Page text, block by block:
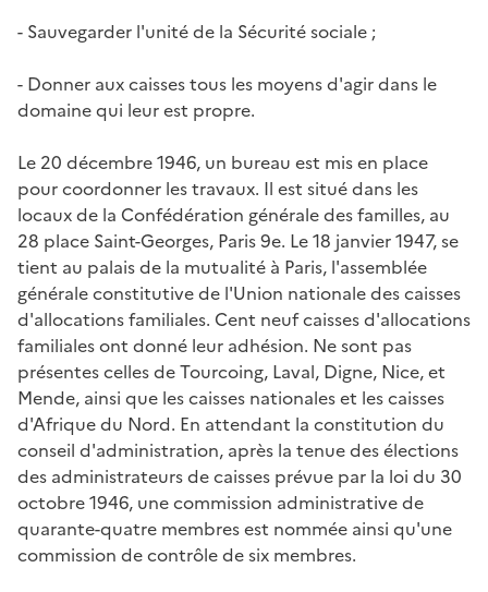
- Sauvegarder l'unité de la Sécurité sociale ;
- Donner aux caisses tous les moyens d'agir dans le
domaine qui leur est propre.
Le 20 décembre 1946, un bureau est mis en place
pour coordonner les travaux. Il est situé dans les
locaux de la Confédération générale des familles, au
28 place Saint-Georges, Paris 9e. Le 18 janvier 1947, se
tient au palais de la mutualité à Paris, l'assemblée
générale constitutive de l'Union nationale des caisses
d'allocations familiales. Cent neuf caisses d'allocations
familiales ont donné leur adhésion. Ne sont pas
présentes celles de Tourcoing, Laval, Digne, Nice, et
Mende, ainsi que les caisses nationales et les caisses
d'Afrique du Nord. En attendant la constitution du
conseil d'administration, après la tenue des élections
des administrateurs de caisses prévue par la loi du 30
octobre 1946, une commission administrative de
quarante-quatre membres est nommée ainsi qu'une
commission de contrôle de six membres.